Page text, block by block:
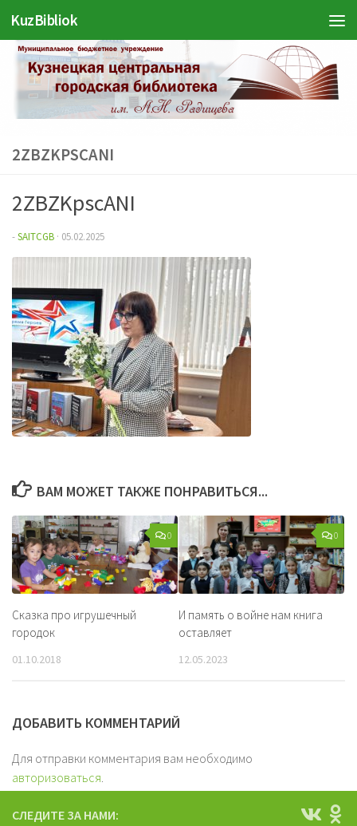
Перейти к содержимому
KuzBibliok
2ZBZKPSCANI
2ZBZKpscANI
-SAITCGB · 05.02.2025
ВАМ МОЖЕТ ТАКЖЕ ПОНРАВИТЬСЯ...
0
Сказка про игрушечный
городок
01.10.2018
0
И память о войне нам книга
оставляет
12.05.2023
ДОБАВИТЬ КОММЕНТАРИЙ
Для отправки комментария вам необходимо
авторизоваться.
СЛЕДИТЕ ЗА НАМИ: